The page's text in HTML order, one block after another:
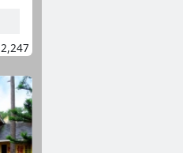
2,247